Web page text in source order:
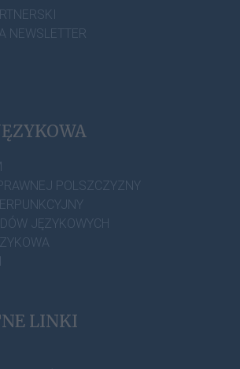
NEWSLETTER
POLSZCZYZNY
JĘZYKOWYCH
LINKI